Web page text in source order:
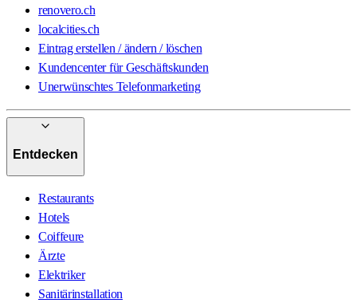
renovero.ch
localcities.ch
Eintrag erstellen / ändern / löschen
Kundencenter für Geschäftskunden
Unerwünschtes Telefonmarketing
Entdecken
Restaurants
Hotels
Coiffeure
Ärzte
Elektriker
Sanitärinstallation